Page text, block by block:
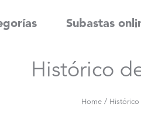
Subastas
Histórico
Home /